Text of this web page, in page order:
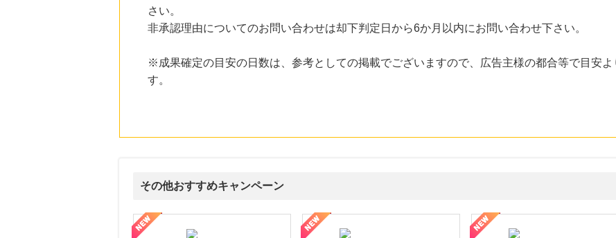
さい。
非承認理由についてのお問い合わせは却下判定日から6か月以内にお問い合わせ下さい。
※成果確定の目安の日数は、参考としての掲載でございますので、広告主様の都合等で目安よ
す。
その他おすすめキャンペーン
【LOJEL公式サイト】スーツケース・バッグ
【ロデオドライブ】創業70年の信頼と高価買取を実現！ブランド品・貴金属の無料査定